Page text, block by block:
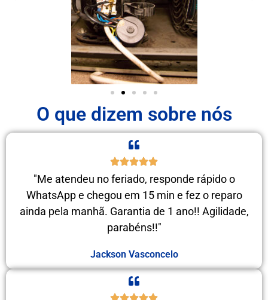
O que dizem sobre nós
"Me atendeu no feriado, responde rápido o
WhatsApp e chegou em 15 min e fez o reparo
ainda pela manhã. Garantia de 1 ano!! Agilidade,
parabéns!!"
Jackson Vasconcelo